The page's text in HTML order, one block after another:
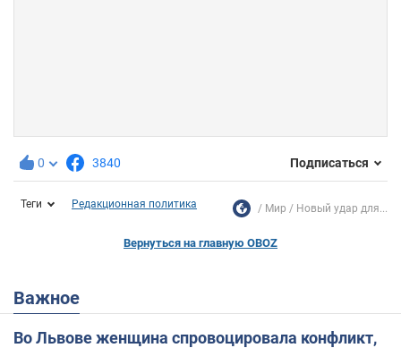
0 3840 Подписаться
Теги Редакционная политика Мир Новый удар для...
Вернуться на главную OBOZ
Важное
Во Львове женщина спровоцировала конфликт,